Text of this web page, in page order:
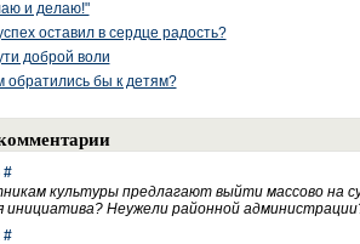
и делаю!"
оставил в сердце радость?
доброй воли
обратились бы к детям?
#
культуры предлагают выйти массово на
инициатива? Неужели районной
#